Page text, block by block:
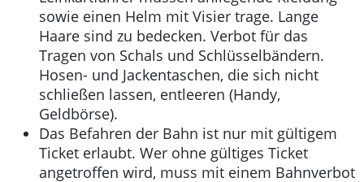
sowie einen Helm mit Visier trage. Lange
Haare sind zu bedecken. Verbot für das
Tragen von Schals und Schlüsselbändern.
Hosen- und Jackentaschen, die sich nicht
schließen lassen, entleeren (Handy,
Geldbörse).
Das Befahren der Bahn ist nur mit gültigem
Ticket erlaubt. Wer ohne gültiges Ticket
angetroffen wird, muss mit einem Bahnverbot